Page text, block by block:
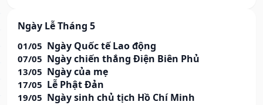
Ngày Lễ Tháng 5
01/05 Ngày Quốc tế Lao động
07/05 Ngày chiến thắng Điện Biên Phủ
13/05 Ngày của mẹ
17/05 Lễ Phật Đản
19/05 Ngày sinh chủ tịch Hồ Chí Minh